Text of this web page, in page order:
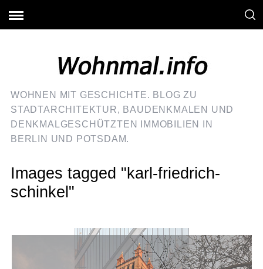
WOHNEN MIT GESCHICHTE. BLOG ZU
STADTARCHITEKTUR, BAUDENKMALEN UND
DENKMALGESCHÜTZTEN IMMOBILIEN IN
BERLIN UND POTSDAM.
Images tagged "karl-friedrich-
schinkel"